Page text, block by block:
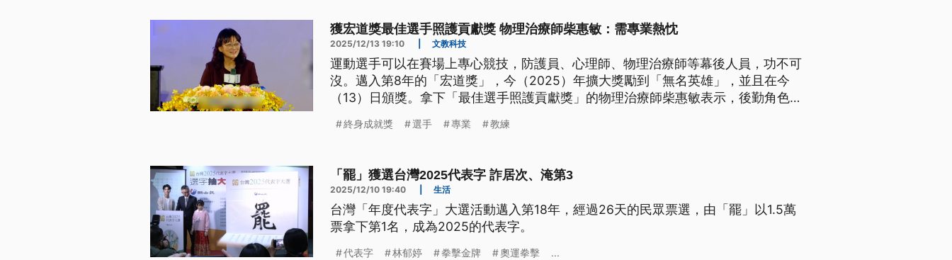
獲宏道獎最佳選手照護貢獻獎 物理治療師柴惠敏：需專業熱忱
2025/12/13 19:10 文教科技
運動選手可以在賽場上專心競技，防護員、心理師、物理治療師等幕後人員，功不可
沒。邁入第8年的「宏道獎」，今（2025）年擴大獎勵到「無名英雄」，並且在今
（13）日頒獎。拿下「最佳選手照護貢獻獎」的物理治療師柴惠敏表示，後勤角色
終身成就獎 選手 專業 教練
「罷」獲選台灣2025代表字 詐居次、淹第3
2025/12/10 19:40 生活
台灣「年度代表字」大選活動邁入第18年，經過26天的民眾票選，由「罷」以1.5萬
票拿下第1名，成為2025的代表字。
代表字 林郁婷 拳擊金牌 奧運拳擊 ...